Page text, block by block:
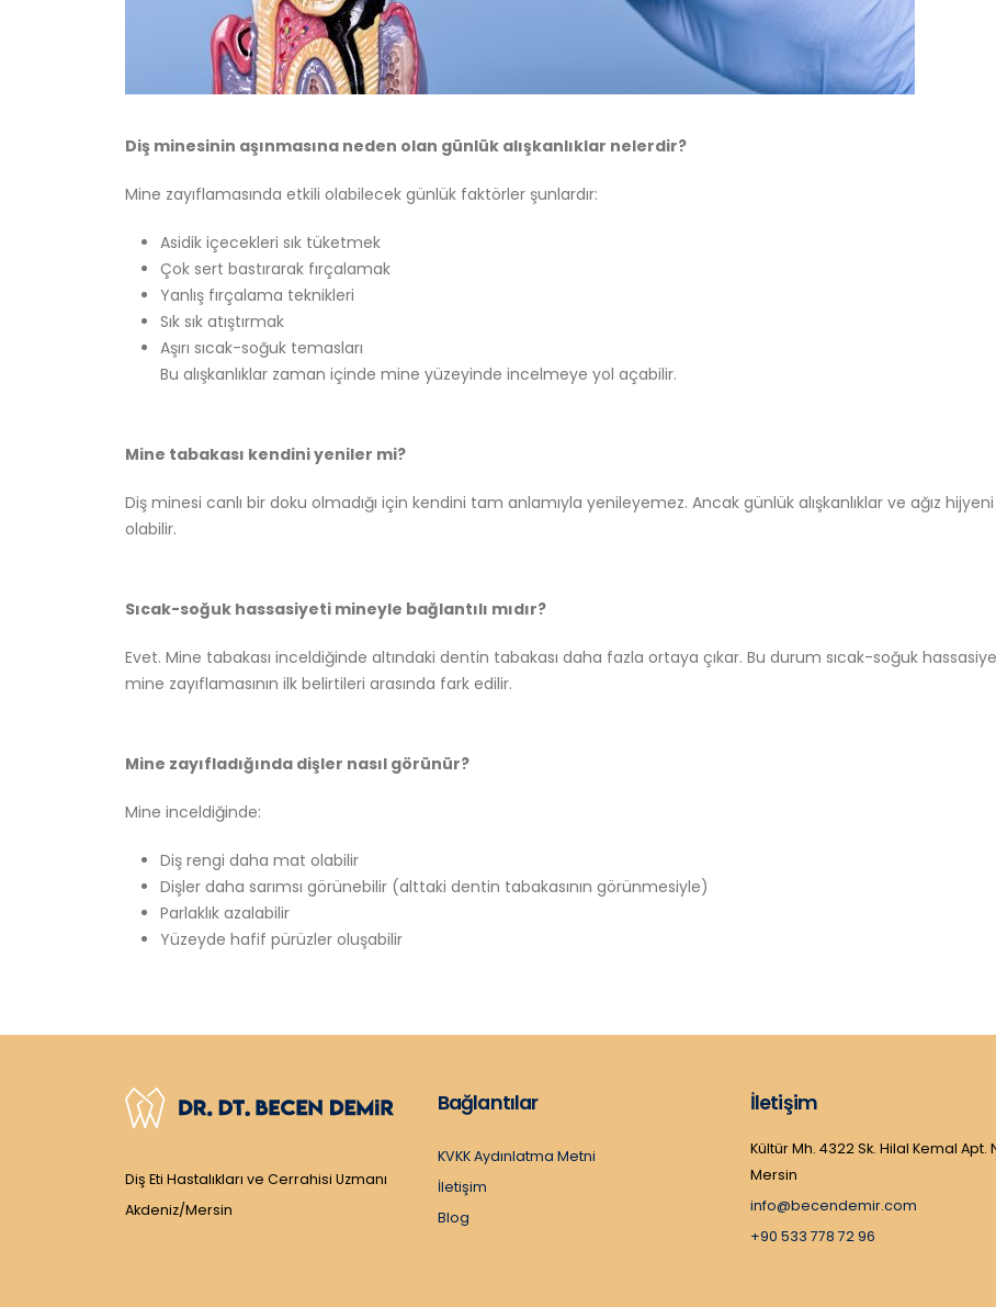
Diş minesinin aşınmasına neden olan günlük alışkanlıklar nelerdir?
Mine zayıflamasında etkili olabilecek günlük faktörler şunlardır:
Asidik içecekleri sık tüketmek
Çok sert bastırarak fırçalamak
Yanlış fırçalama teknikleri
Sık sık atıştırmak
Aşırı sıcak-soğuk temasları
Bu alışkanlıklar zaman içinde mine yüzeyinde incelmeye yol açabilir.
Mine tabakası kendini yeniler mi?
Diş minesi canlı bir doku olmadığı için kendini tam anlamıyla yenileyemez. Ancak günlük alışkanlıklar ve ağız
olabilir.
Sıcak-soğuk hassasiyeti mineyle bağlantılı mıdır?
Evet. Mine tabakası inceldiğinde altındaki dentin tabakası daha fazla ortaya çıkar. Bu durum sıcak-soğuk
mine zayıflamasının ilk belirtileri arasında fark edilir.
Mine zayıfladığında dişler nasıl görünür?
Mine inceldiğinde:
Diş rengi daha mat olabilir
Dişler daha sarımsı görünebilir (alttaki dentin tabakasının görünmesiyle)
Parlaklık azalabilir
Yüzeyde hafif pürüzler oluşabilir
Diş Eti Hastalıkları ve Cerrahisi Uzmanı
Akdeniz/Mersin
Bağlantılar
KVKK Aydınlatma Metni
İletişim
Blog
İletişim
Kültür Mh. 4322 Sk. Hilal Kemal Apt.
Mersin
info@becendemir.com
+90 533 778 72 96